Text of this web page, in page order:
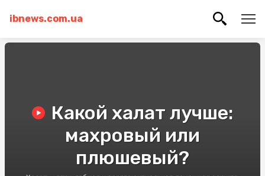
ibnews.com.ua
Какой халат лучше:
махровый или
плюшевый?